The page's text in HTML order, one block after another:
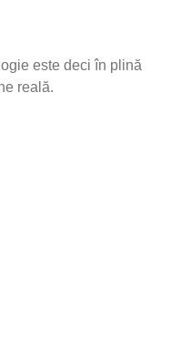
este deci în plină
reală.